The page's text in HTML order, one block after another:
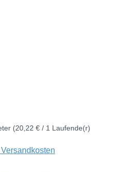
(20,22 € / 1 Laufende(r)